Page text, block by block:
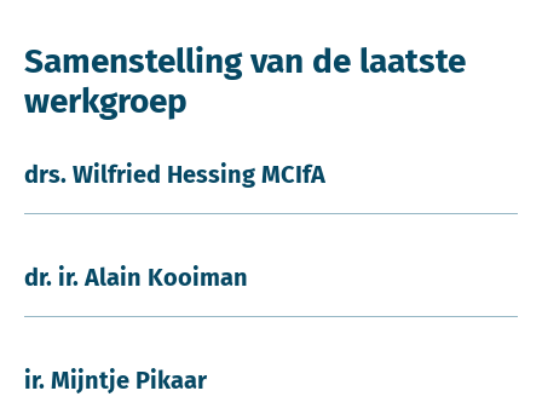
Samenstelling van de laatste
werkgroep
drs. Wilfried Hessing MCIfA
dr. ir. Alain Kooiman
ir. Mijntje Pikaar